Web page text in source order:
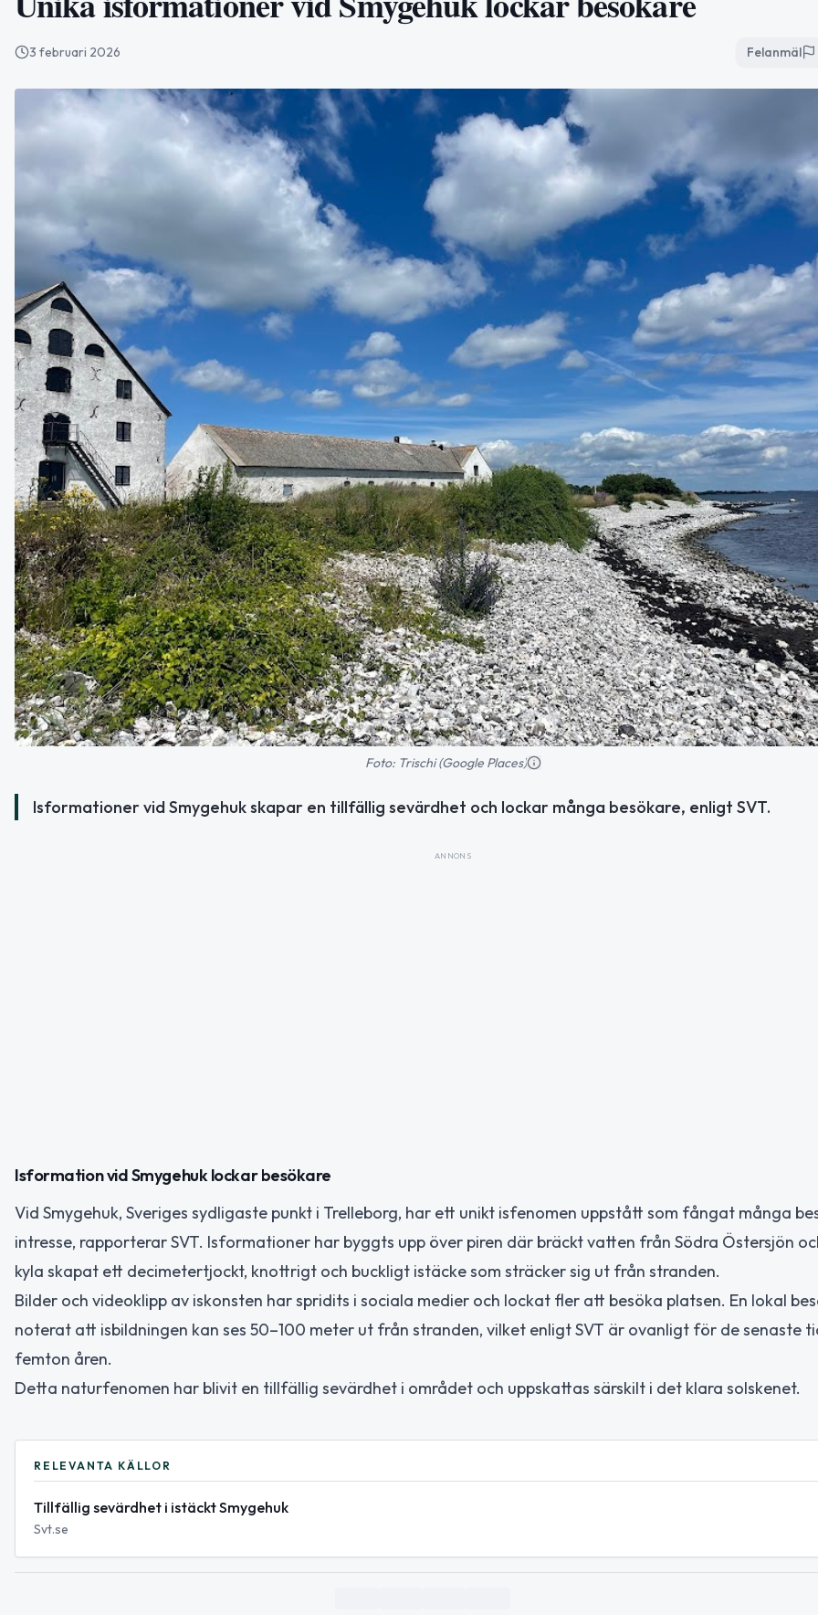
3 februari 2026 Felanmäl
Foto: Trischi (Google Places)
Isformationer vid Smygehuk skapar en tillfällig sevärdhet och lockar många besökare, enligt SVT.
ANNONS
Isformation vid Smygehuk lockar besökare
Vid Smygehuk, Sveriges sydligaste punkt i Trelleborg, har ett unikt isfenomen uppstått som fångat många
intresse, rapporterar SVT. Isformationer har byggts upp över piren där bräckt vatten från Södra Östersjön
kyla skapat ett decimetertjockt, knottrigt och buckligt istäcke som sträcker sig ut från stranden.
Bilder och videoklipp av iskonsten har spridits i sociala medier och lockat fler att besöka platsen. En lokal
noterat att isbildningen kan ses 50–100 meter ut från stranden, vilket enligt SVT är ovanligt för de senaste
femton åren.
Detta naturfenomen har blivit en tillfällig sevärdhet i området och uppskattas särskilt i det klara solskenet.
RELEVANTA KÄLLOR
Tillfällig sevärdhet i istäckt Smygehuk
Svt.se